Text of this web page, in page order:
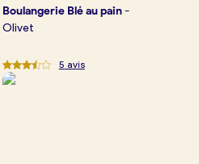
Boulangerie Blé au pain-
Olivet
5 avis